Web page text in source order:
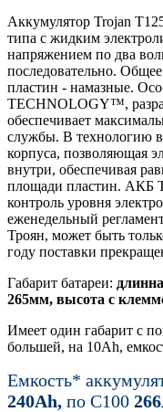
Аккумулятор Trojan
типа с жидким
напряжением по два
последовательно.
пластин - намазные.
TECHNOLOGY™,
обеспечивает
службы. В технологию
корпуса, позволяющая
внутри, обеспечивая
площади пластин. АКБ
контроль уровня
еженедельный
Троян, может быть
году поставки
Габарит батареи:
265мм, высота с
Имеет один габарит с
большей, на 10Ah,
Емкость*
240Ah, по C100